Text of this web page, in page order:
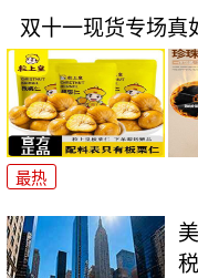
双十一现货专场真
最热
税